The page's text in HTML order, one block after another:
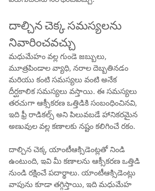
దాల్చిన చెక్క సమస్యలను
నివారించవచ్చు
మధుమేహం వల్ల గుండె జబ్బులు,
మూత్రపిండాల వ్యాధి, నరాల దెబ్బతినడం
మరియు కంటి సమస్యలు వంటి అనేక
దీర్ఘకాలిక సమస్యలు వస్తాయి. ఈ సమస్యలు
తరచుగా ఆక్సీకరణ ఒత్తిడికి సంబంధించినవి,
ఇది ఫ్రీ రాడికల్స్ అని పిలువబడే హానికరమైన
అణువుల వల్ల కణాలకు నష్టం కలిగించే రకం.
దాల్చిన చెక్క యాంటీఆక్సిడెంట్లతో నిండి
ఉంటుంది, ఇవి మీ కణాలను ఆక్సీకరణ ఒత్తిడి
నుండి రక్షించే పదార్థాలు. యాంటీఆక్సిడెంట్లు
వాపును కూడా తగ్గిస్తాయి, ఇది మధుమేహ